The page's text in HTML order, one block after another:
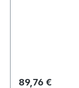
Regulärer Preis:
89,76 €